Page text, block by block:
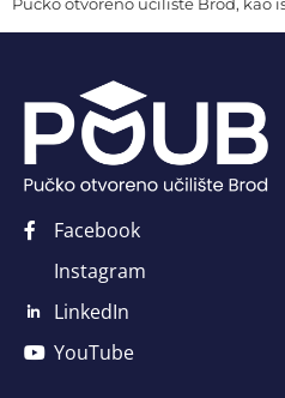
Facebook
Instagram
LinkedIn
YouTube